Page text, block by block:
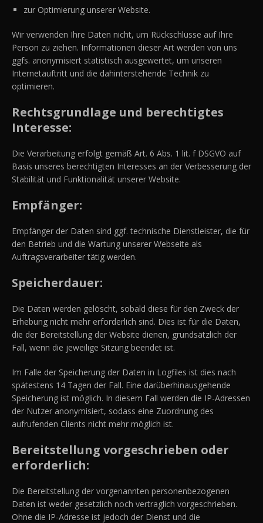
zur Optimierung unserer Website.
Wir verwenden Ihre Daten nicht, um Rückschlüsse auf Ihre
Person zu ziehen. Informationen dieser Art werden von uns
ggfs. anonymisiert statistisch ausgewertet, um unseren
Internetauftritt und die dahinterstehende Technik zu
optimieren.
Rechtsgrundlage und berechtigtes
Interesse:
Die Verarbeitung erfolgt gemäß Art. 6 Abs. 1 lit. f DSGVO auf
Basis unseres berechtigten Interesses an der Verbesserung der
Stabilität und Funktionalität unserer Website.
Empfänger:
Empfänger der Daten sind ggf. technische Dienstleister, die für
den Betrieb und die Wartung unserer Webseite als
Auftragsverarbeiter tätig werden.
Speicherdauer:
Die Daten werden gelöscht, sobald diese für den Zweck der
Erhebung nicht mehr erforderlich sind. Dies ist für die Daten,
die der Bereitstellung der Website dienen, grundsätzlich der
Fall, wenn die jeweilige Sitzung beendet ist.
Im Falle der Speicherung der Daten in Logfiles ist dies nach
spätestens 14 Tagen der Fall. Eine darüberhinausgehende
Speicherung ist möglich. In diesem Fall werden die IP-Adressen
der Nutzer anonymisiert, sodass eine Zuordnung des
aufrufenden Clients nicht mehr möglich ist.
Bereitstellung vorgeschrieben oder
erforderlich:
Die Bereitstellung der vorgenannten personenbezogenen
Daten ist weder gesetzlich noch vertraglich vorgeschrieben.
Ohne die IP-Adresse ist jedoch der Dienst und die